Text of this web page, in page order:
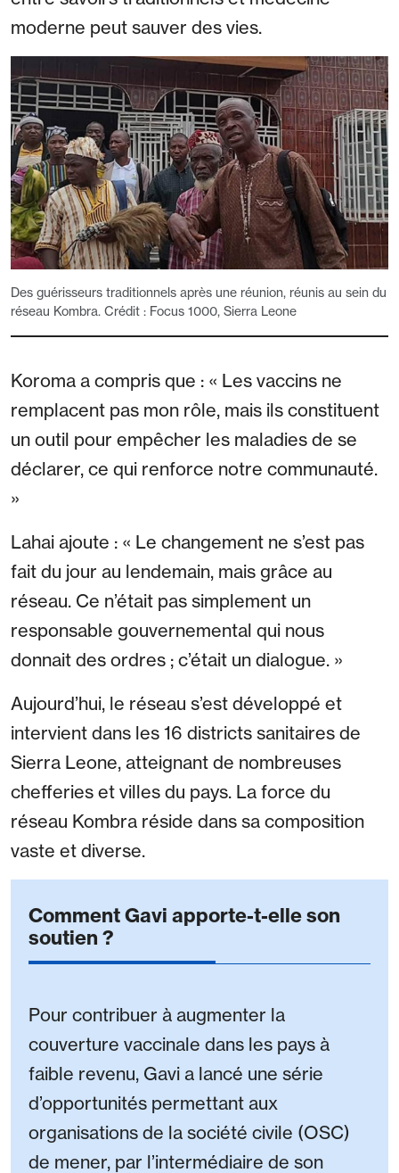
moderne peut sauver des vies.
Des guérisseurs traditionnels après une réunion, réunis au sein du
réseau Kombra. Crédit : Focus 1000, Sierra Leone
Koroma a compris que : « Les vaccins ne
remplacent pas mon rôle, mais ils constituent
un outil pour empêcher les maladies de se
déclarer, ce qui renforce notre communauté.
»
Lahai ajoute : « Le changement ne s’est pas
fait du jour au lendemain, mais grâce au
réseau. Ce n’était pas simplement un
responsable gouvernemental qui nous
donnait des ordres ; c’était un dialogue. »
Aujourd’hui, le réseau s’est développé et
intervient dans les 16 districts sanitaires de
Sierra Leone, atteignant de nombreuses
chefferies et villes du pays. La force du
réseau Kombra réside dans sa composition
vaste et diverse.
Comment Gavi apporte-t-elle son
soutien ?
Pour contribuer à augmenter la
couverture vaccinale dans les pays à
faible revenu, Gavi a lancé une série
d’opportunités permettant aux
organisations de la société civile (OSC)
de mener, par l’intermédiaire de son